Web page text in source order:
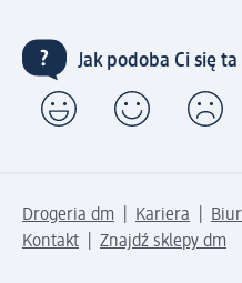
Jak podoba Ci się
Drogeria dm Kariera
Kontakt
Znajdź sklepy dm